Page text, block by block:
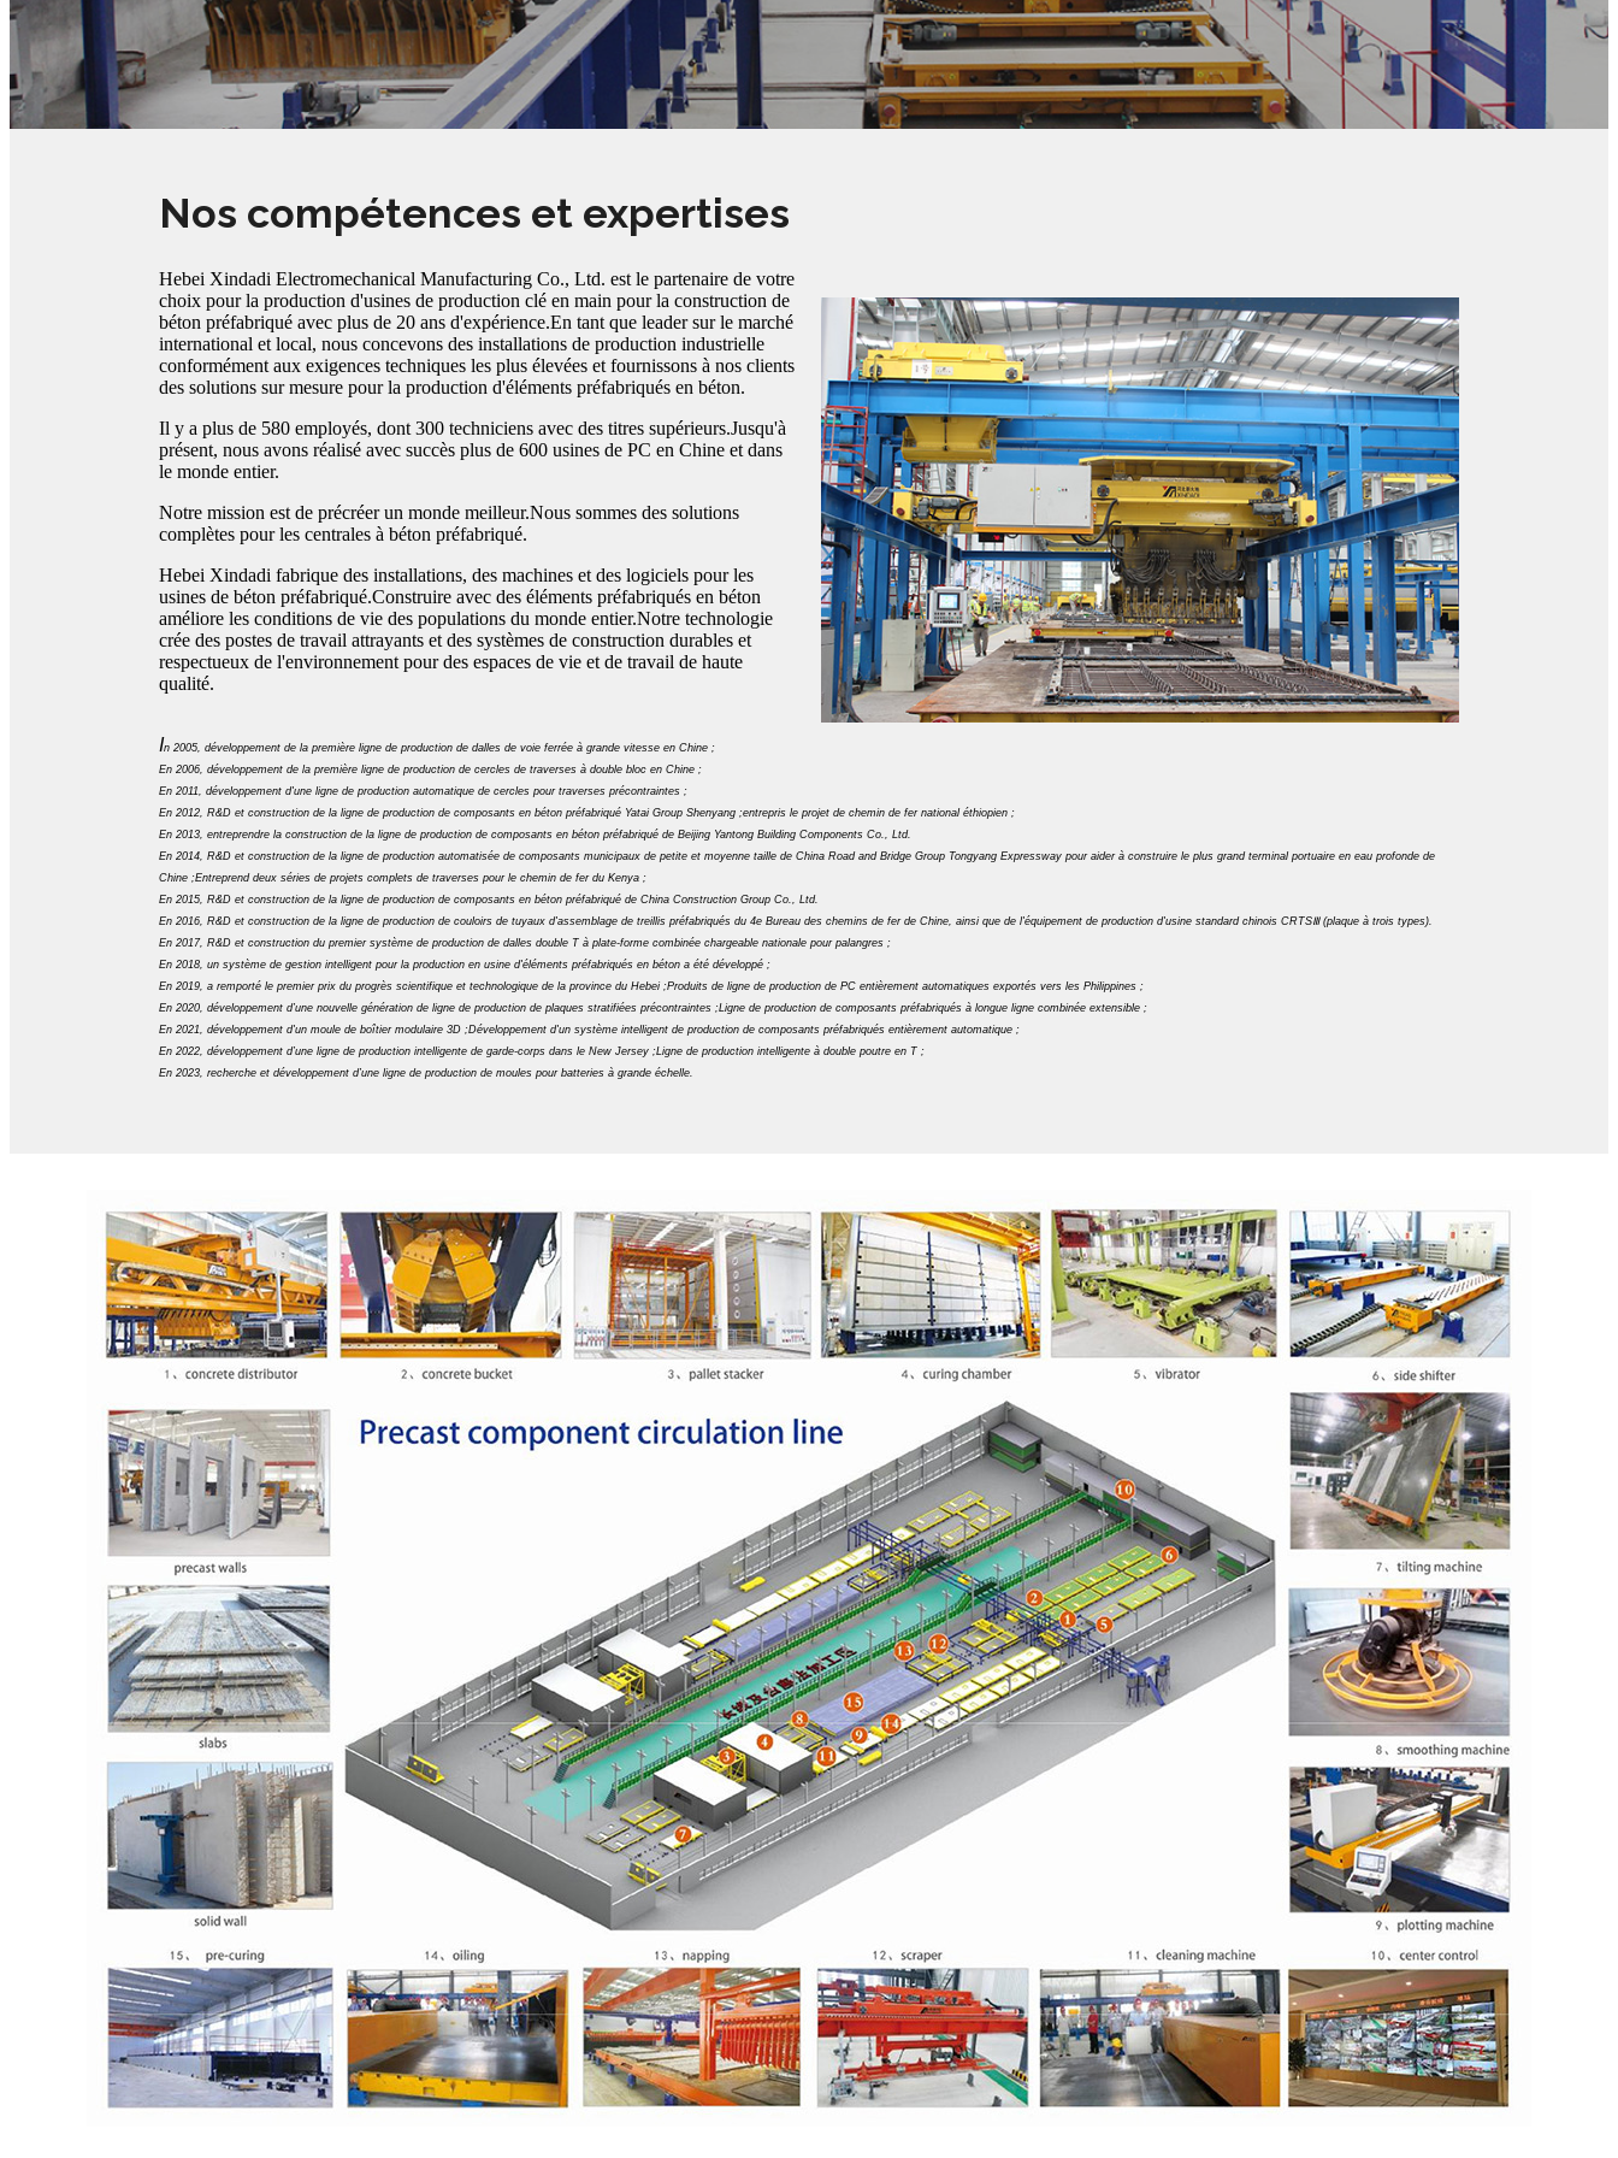
Nos compétences et expertises
Hebei Xindadi Electromechanical Manufacturing Co., Ltd. est le partenaire de votre
choix pour la production d'usines de production clé en main pour la construction de
béton préfabriqué avec plus de 20 ans d'expérience.En tant que leader sur le marché
international et local, nous concevons des installations de production industrielle
conformément aux exigences techniques les plus élevées et fournissons à nos clients
des solutions sur mesure pour la production d'éléments préfabriqués en béton.
Il y a plus de 580 employés, dont 300 techniciens avec des titres supérieurs.Jusqu'à
présent, nous avons réalisé avec succès plus de 600 usines de PC en Chine et dans
le monde entier.
Notre mission est de précréer un monde meilleur.Nous sommes des solutions
complètes pour les centrales à béton préfabriqué.
Hebei Xindadi fabrique des installations, des machines et des logiciels pour les
usines de béton préfabriqué.Construire avec des éléments préfabriqués en béton
améliore les conditions de vie des populations du monde entier.Notre technologie
crée des postes de travail attrayants et des systèmes de construction durables et
respectueux de l'environnement pour des espaces de vie et de travail de haute
qualité.
In 2005, développement de la première ligne de production de dalles de voie ferrée à grande vitesse en Chine ;
En 2006, développement de la première ligne de production de cercles de traverses à double bloc en Chine ;
En 2011, développement d'une ligne de production automatique de cercles pour traverses précontraintes ;
En 2012, R&D et construction de la ligne de production de composants en béton préfabriqué Yatai Group Shenyang ;entrepris le projet de chemin de fer national éthiopien ;
En 2013, entreprendre la construction de la ligne de production de composants en béton préfabriqué de Beijing Yantong Building Components Co., Ltd.
En 2014, R&D et construction de la ligne de production automatisée de composants municipaux de petite et moyenne taille de China Road and Bridge Group Tongyang Expressway pour aider à construire le plus grand terminal portuaire en eau profonde de
Chine ;Entreprend deux séries de projets complets de traverses pour le chemin de fer du Kenya ;
En 2015, R&D et construction de la ligne de production de composants en béton préfabriqué de China Construction Group Co., Ltd.
En 2016, R&D et construction de la ligne de production de couloirs de tuyaux d'assemblage de treillis préfabriqués du 4e Bureau des chemins de fer de Chine, ainsi que de l'équipement de production d'usine standard chinois CRTSⅢ (plaque à trois types).
En 2017, R&D et construction du premier système de production de dalles double T à plate-forme combinée chargeable nationale pour palangres ;
En 2018, un système de gestion intelligent pour la production en usine d'éléments préfabriqués en béton a été développé ;
En 2019, a remporté le premier prix du progrès scientifique et technologique de la province du Hebei ;Produits de ligne de production de PC entièrement automatiques exportés vers les Philippines ;
En 2020, développement d’une nouvelle génération de ligne de production de plaques stratifiées précontraintes ;Ligne de production de composants préfabriqués à longue ligne combinée extensible ;
En 2021, développement d'un moule de boîtier modulaire 3D ;Développement d'un système intelligent de production de composants préfabriqués entièrement automatique ;
En 2022, développement d’une ligne de production intelligente de garde-corps dans le New Jersey ;Ligne de production intelligente à double poutre en T ;
En 2023, recherche et développement d’une ligne de production de moules pour batteries à grande échelle.